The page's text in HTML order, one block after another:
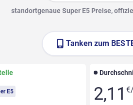
standortgenaue Super E5 Preise,
Tanken zum
E5 2,11 €/l